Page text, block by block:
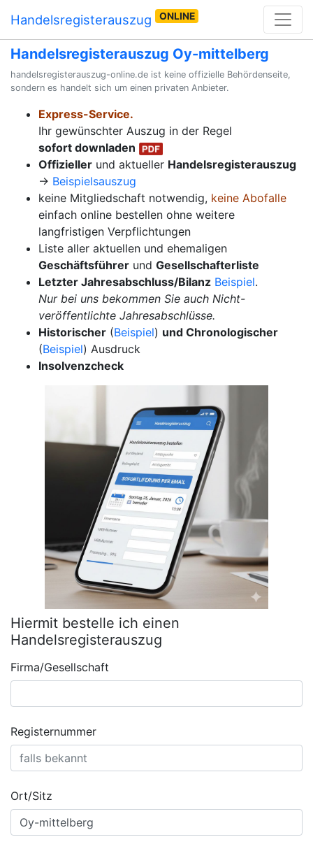
Handelsregisterauszug ONLINE
Handelsregisterauszug Oy-mittelberg
handelsregisterauszug-online.de ist keine offizielle Behördenseite,
sondern es handelt sich um einen privaten Anbieter.
Express-Service.
Ihr gewünschter Auszug in der Regel
sofort downladen
Offizieller und aktueller Handelsregisterauszug
→ Beispielsauszug
keine Mitgliedschaft notwendig, keine Abofalle
einfach online bestellen ohne weitere
langfristigen Verpflichtungen
Liste aller aktuellen und ehemaligen
Geschäftsführer und Gesellschafterliste
Letzter Jahresabschluss/Bilanz Beispiel.
Nur bei uns bekommen Sie auch Nicht-
veröffentlichte Jahresabschlüsse.
Historischer (Beispiel) und Chronologischer
(Beispiel) Ausdruck
Insolvenzcheck
Hiermit bestelle ich einen
Handelsregisterauszug
Firma/Gesellschaft
Registernummer
Ort/Sitz